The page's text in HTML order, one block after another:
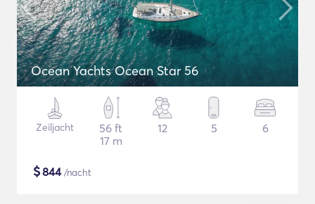
Ocean Yachts Ocean Star 56
Zeiljacht
56 ft
17 m
12 5 6
$844/nacht